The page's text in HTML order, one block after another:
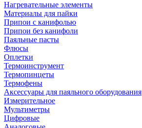
Нагревательные элементы
Материалы для пайки
Припои с канифолью
Припои без канифоли
Паяльные пасты
Флюсы
Оплетки
Термоинструмент
Термопинцеты
Термофены
Аксессуары для паяльного оборудования
Измерительное
Мультиметры
Цифровые